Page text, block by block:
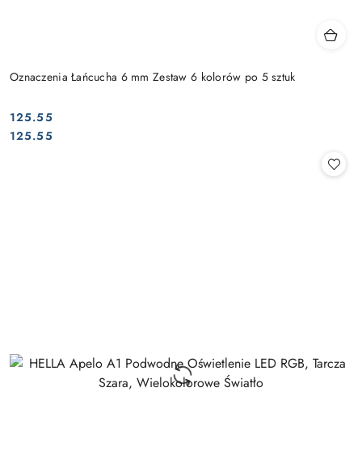
Oznaczenia Łańcucha 6 mm Zestaw 6 kolorów po 5 sztuk
Cena:
125.55
Cena:
125.55